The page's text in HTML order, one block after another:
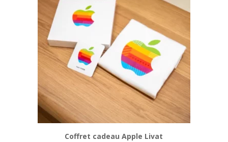
Coffret cadeau Apple Livat